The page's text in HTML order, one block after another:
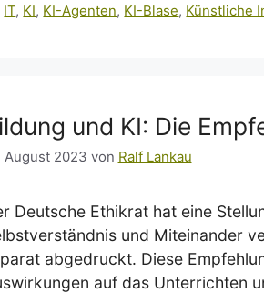
Schlagwörter
IT, KI, KI-Agenten, KI-Blase, Künstliche
und KI: Die
August 2023 von Ralf Lankau
Deutsche Ethikrat hat eine
und Miteinander
abgedruckt. Diese
auf das Unterrichten